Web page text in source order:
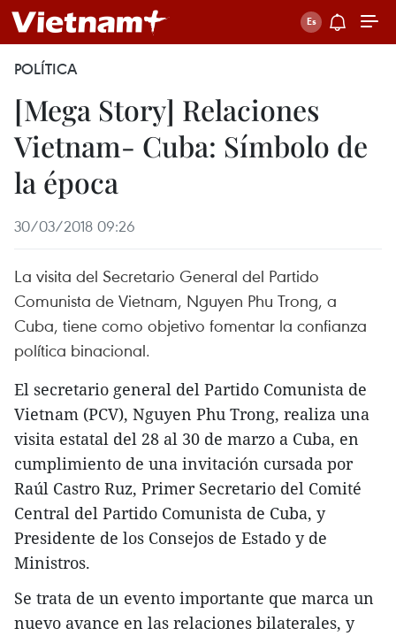
POLÍTICA
[Mega Story] Relaciones
Vietnam- Cuba: Símbolo de
la época
30/03/2018 09:26
La visita del Secretario General del Partido
Comunista de Vietnam, Nguyen Phu Trong, a
Cuba, tiene como objetivo fomentar la confianza
política binacional.
El secretario general del Partido Comunista de
Vietnam (PCV), Nguyen Phu Trong, realiza una
visita estatal del 28 al 30 de marzo a Cuba, en
cumplimiento de una invitación cursada por
Raúl Castro Ruz, Primer Secretario del Comité
Central del Partido Comunista de Cuba, y
Presidente de los Consejos de Estado y de
Ministros.
Se trata de un evento importante que marca un
nuevo avance en las relaciones bilaterales, y